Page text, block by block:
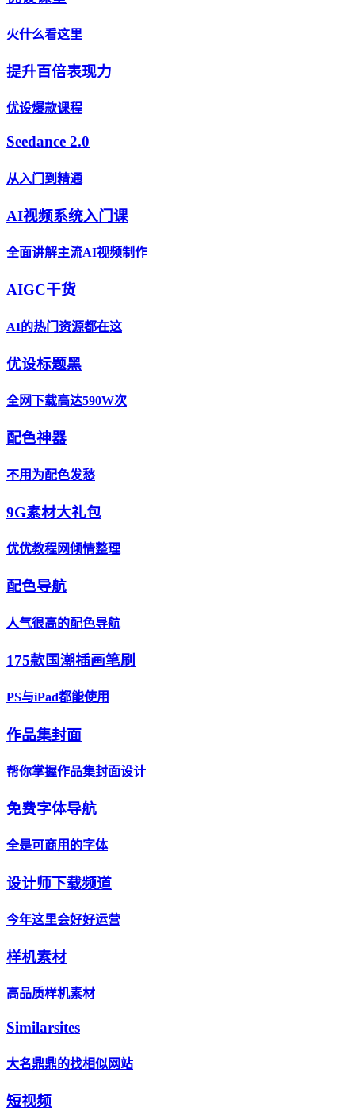
火什么看这里
提升百倍表现力
优设爆款课程
Seedance 2.0
从入门到精通
AI视频系统入门课
全面讲解主流AI视频制作
AIGC干货
AI的热门资源都在这
优设标题黑
全网下载高达590W次
配色神器
不用为配色发愁
9G素材大礼包
优优教程网倾情整理
配色导航
人气很高的配色导航
175款国潮插画笔刷
PS与iPad都能使用
作品集封面
帮你掌握作品集封面设计
免费字体导航
全是可商用的字体
设计师下载频道
今年这里会好好运营
样机素材
高品质样机素材
Similarsites
大名鼎鼎的找相似网站
短视频